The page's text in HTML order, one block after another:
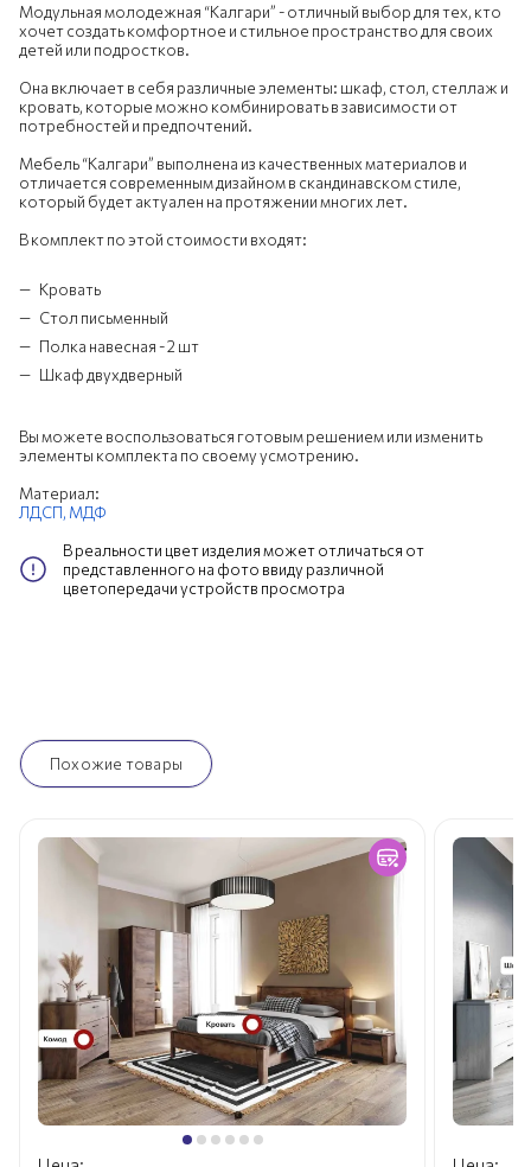
Модульная молодежная “Калгари” - отличный выбор для тех, кто
хочет создать комфортное и стильное пространство для своих
детей или подростков.
Она включает в себя различные элементы: шкаф, стол, стеллаж и
кровать, которые можно комбинировать в зависимости от
потребностей и предпочтений.
Мебель “Калгари” выполнена из качественных материалов и
отличается современным дизайном в скандинавском стиле,
который будет актуален на протяжении многих лет.
В комплект по этой стоимости входят:
Кровать
Стол письменный
Полка навесная - 2 шт
Шкаф двухдверный
Вы можете воспользоваться готовым решением или изменить
элементы комплекта по своему усмотрению.
Материал:
ЛДСП, МДФ
В реальности цвет изделия может отличаться от
представленного на фото ввиду различной
цветопередачи устройств просмотра
Похожие товары